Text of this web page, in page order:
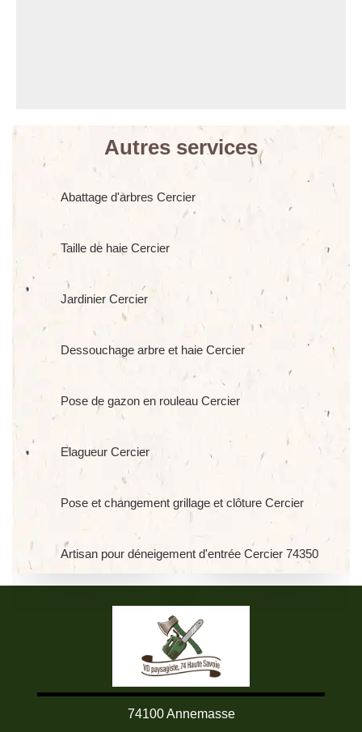
Autres services
Abattage d'arbres Cercier
Taille de haie Cercier
Jardinier Cercier
Dessouchage arbre et haie Cercier
Pose de gazon en rouleau Cercier
Elagueur Cercier
Pose et changement grillage et clôture Cercier
Artisan pour déneigement d'entrée Cercier 74350
74100 Annemasse